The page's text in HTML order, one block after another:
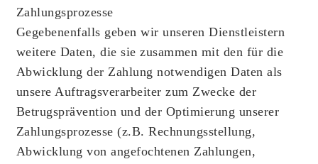
Zahlungsprozesse
Gegebenenfalls geben wir unseren Dienstleistern
weitere Daten, die sie zusammen mit den für die
Abwicklung der Zahlung notwendigen Daten als
unsere Auftragsverarbeiter zum Zwecke der
Betrugsprävention und der Optimierung unserer
Zahlungsprozesse (z.B. Rechnungsstellung,
Abwicklung von angefochtenen Zahlungen,